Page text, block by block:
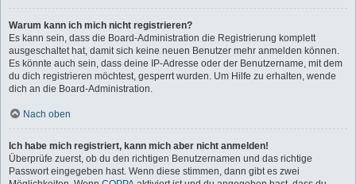
Warum kann ich mich nicht registrieren?
Es kann sein, dass die Board-Administration die Registrierung komplett
ausgeschaltet hat, damit sich keine neuen Benutzer mehr anmelden können.
Es könnte auch sein, dass deine IP-Adresse oder der Benutzername, mit dem
du dich registrieren möchtest, gesperrt wurden. Um Hilfe zu erhalten, wende
dich an die Board-Administration.
Nach oben
Ich habe mich registriert, kann mich aber nicht anmelden!
Überprüfe zuerst, ob du den richtigen Benutzernamen und das richtige
Passwort eingegeben hast. Wenn diese stimmen, dann gibt es zwei